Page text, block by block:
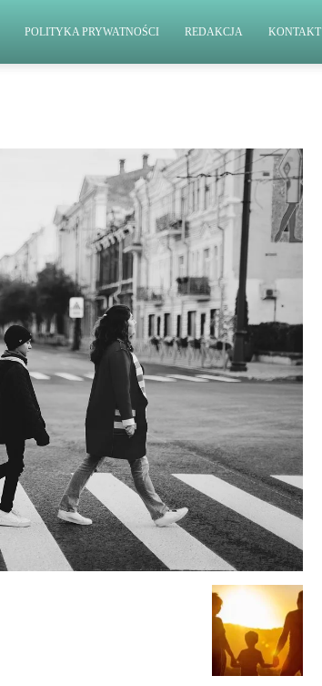
POLITYKA PRYWATNOŚCI REDAKCJA KONTAKT